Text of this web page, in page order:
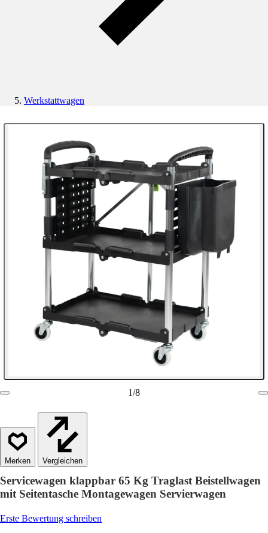
Werkstattwagen
1/8
Vergleichen
Servicewagen klappbar 65 Kg Traglast Beistellwagen
mit Seitentasche Montagewagen Servierwagen
Erste Bewertung schreiben